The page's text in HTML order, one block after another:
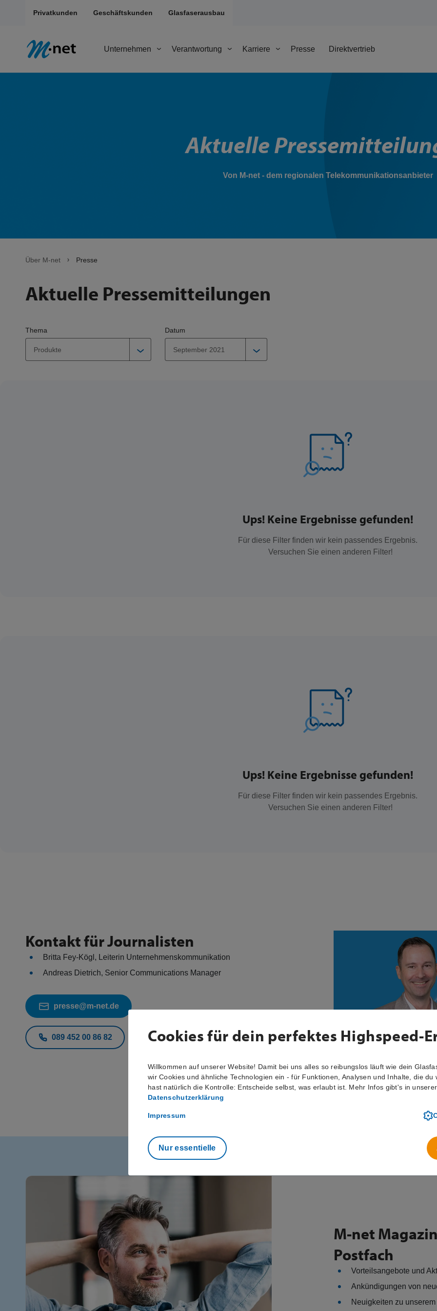
Privatkunden Geschäftskunden Glasfaserausbau
Unternehmen Verantwortung Karriere Presse Direktvertrieb
Aktuelle
Von M-net - dem regionalen Telekommunikationsanbieter
Über M-net Presse
Aktuelle Pressemitteilungen
Thema
Produkte
Datum
September 2021
Ups! Keine Ergebnisse gefunden!
Für diese Filter finden wir kein passendes Ergebnis.
Versuchen Sie einen anderen Filter!
Ups! Keine Ergebnisse gefunden!
Für diese Filter finden wir kein passendes Ergebnis.
Versuchen Sie einen anderen Filter!
Kontakt für Journalisten
Britta Fey-Kögl, Leiterin Unternehmenskommunikation
Andreas Dietrich, Senior Communications Manager
presse@m-net.de
089 452 00 86 82
M-net
Postfach
Vorteilsangebote und
Ankündigungen von
Neuigkeiten zu
Cookies für dein perfektes Highspeed-
Willkommen auf unserer Website! Damit bei uns alles so reibungslos läuft wie dein
wir Cookies und ähnliche Technologien ein - für Funktionen, Analysen und Inhalte, die du
hast natürlich die Kontrolle: Entscheide selbst, was erlaubt ist. Mehr Infos gibt's in unserer
Datenschutzerklärung
Impressum
Nur essentielle